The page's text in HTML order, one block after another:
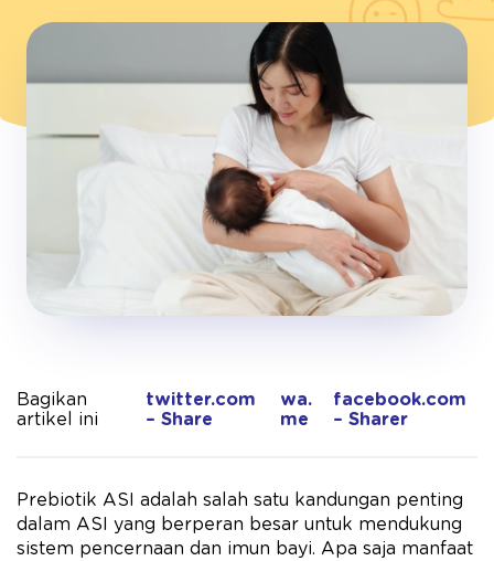
Bagikan
artikel ini
twitter.com
– Share
wa.
me
facebook.com
– Sharer
Prebiotik ASI adalah salah satu kandungan penting
dalam ASI yang berperan besar untuk mendukung
sistem pencernaan dan imun bayi. Apa saja manfaat